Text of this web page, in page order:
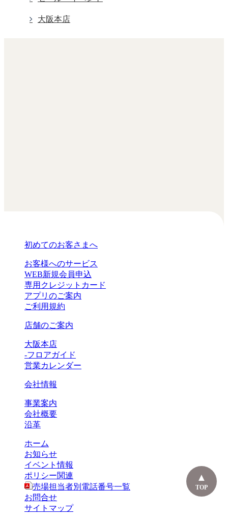
大阪本店
TOP
初めてのお客さまへ
お客様へのサービス
WEB新規会員申込
専用クレジットカード
アプリのご案内
ご利用規約
店舗のご案内
大阪本店
-フロアガイド
営業カレンダー
会社情報
事業案内
会社概要
沿革
ホーム
お知らせ
イベント情報
ポリシー関連
売場担当者別電話番号一覧
お問合せ
サイトマップ